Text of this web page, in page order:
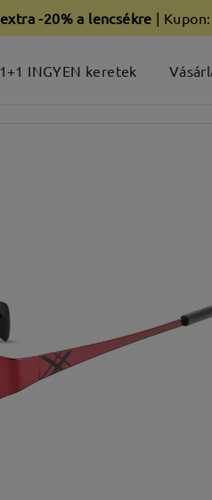
-20% a lencsékre | Kupon:
1+1 INGYEN keretek